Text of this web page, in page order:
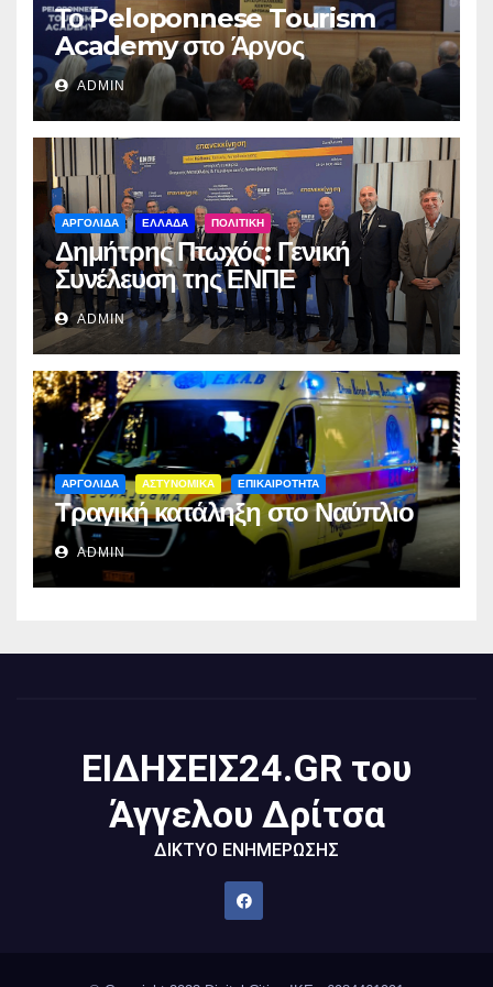
Το Peloponnese Tourism
Academy στο Άργος
ADMIN
ΑΡΓΟΛΙΔΑ ΕΛΛΑΔΑ ΠΟΛΙΤΙΚΗ
Δημήτρης Πτωχός: Γενική
Συνέλευση της ΕΝΠΕ
ADMIN
ΑΡΓΟΛΙΔΑ ΑΣΤΥΝΟΜΙΚΑ ΕΠΙΚΑΙΡΟΤΗΤΑ
Τραγική κατάληξη στο Ναύπλιο
ADMIN
ΕΙΔΗΣΕΙΣ24.GR του
Άγγελου Δρίτσα
ΔΙΚΤΥΟ ΕΝΗΜΕΡΩΣΗΣ